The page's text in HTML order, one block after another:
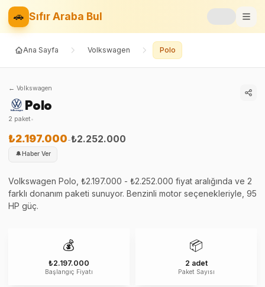
🚗 Sıfır Araba Bul
Markalar
📝Blog
⚡Elektrikli
⚖️Karşılaştır
Ana Sayfa Volkswagen Polo
← Volkswagen
Polo
2 paket•
₺2.197.000-₺2.252.000
🔔 Haber Ver
Volkswagen Polo, ₺2.197.000 - ₺2.252.000 fiyat aralığında ve 2
farklı donanım paketi sunuyor. Benzinli motor seçenekleriyle, 95
HP güç.
💰
₺2.197.000
Başlangıç Fiyatı
📦
2 adet
Paket Sayısı